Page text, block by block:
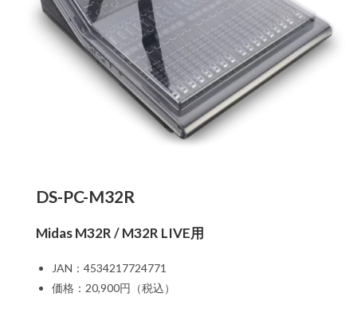
DS-PC-M32R
Midas M32R / M32R LIVE用
JAN：4534217724771
価格：20,900円（税込）